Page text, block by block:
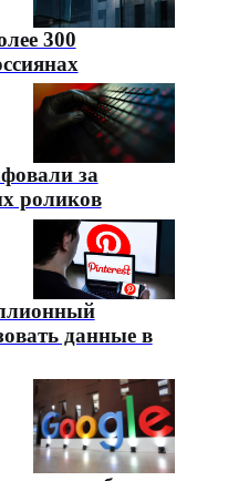
300
за
роликов
данные в